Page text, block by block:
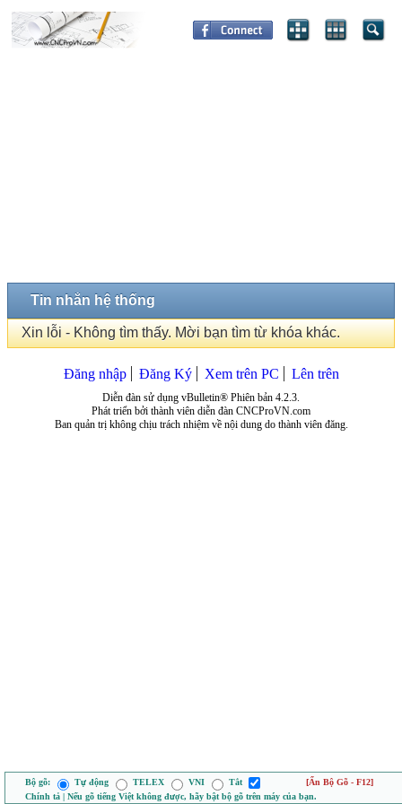
Tin nhắn hệ thống
Xin lỗi - Không tìm thấy. Mời bạn tìm từ khóa khác.
Đăng nhập Đăng Ký Xem trên PC Lên trên
Diễn đàn sử dụng vBulletin® Phiên bản 4.2.3.
Phát triển bởi thành viên diễn đàn CNCProVN.com
Ban quản trị không chịu trách nhiệm về nội dung do thành viên đăng.
Bộ gõ: Tự động TELEX VNI Tắt
[Ẩn Bộ Gõ - F12]
Chính tả | Nếu gõ tiếng Việt không được, hãy bật bộ gõ trên máy của bạn.